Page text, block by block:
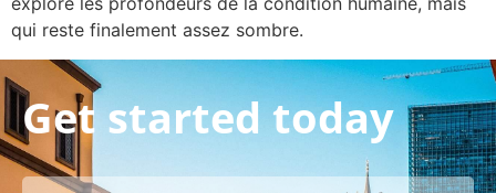
qui reste finalement assez sombre.
Get started today